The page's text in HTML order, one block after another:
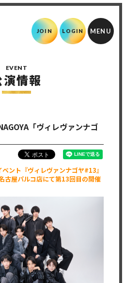
JOIN LOGIN
EVENT
演情報
「ヴィレヴァンナゴ
ント『ヴィレヴァンナゴヤ#13』
古屋パルコ店にて第13回目の開催